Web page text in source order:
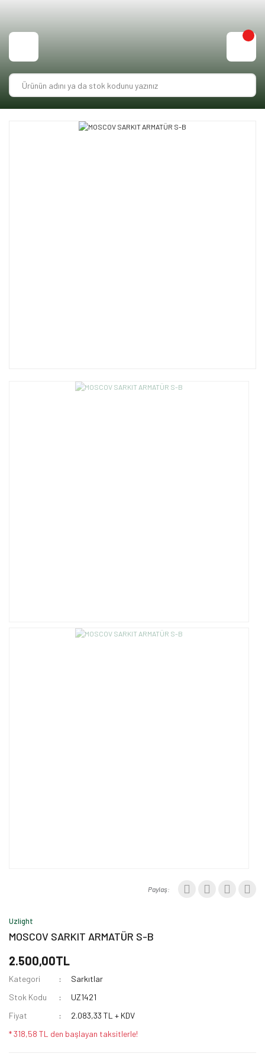
Paylaş:
Uzlight
MOSCOV SARKIT ARMATÜR S-B
2.500,00TL
Kategori
Sarkıtlar
Stok Kodu
UZ1421
Fiyat
2.083,33 TL + KDV
* 318,58 TL den başlayan taksitlerle!